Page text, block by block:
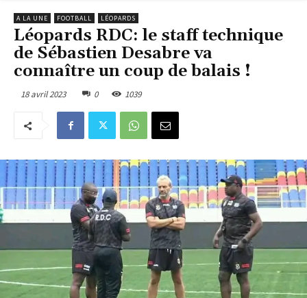
A LA UNE FOOTBALL LÉOPARDS
Léopards RDC: le staff technique
de Sébastien Desabre va
connaître un coup de balais !
18 avril 2023 0 1039